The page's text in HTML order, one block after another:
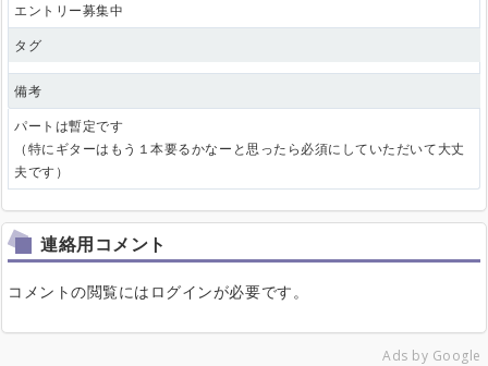
エントリー募集中
タグ
備考
パートは暫定です
（特にギターはもう１本要るかなーと思ったら必須にしていただいて大丈
夫です）
連絡用コメント
コメントの閲覧にはログインが必要です。
Ads by Google